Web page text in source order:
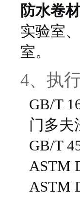
防水卷
实验室
室。
4、执
GB/T
门多夫
GB/T
ASTM
ASTM